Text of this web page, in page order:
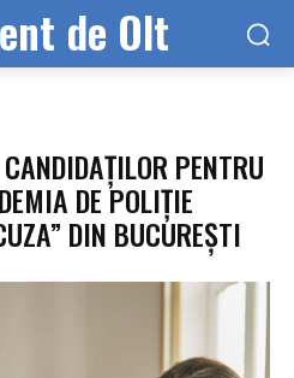
de Olt
PENTRU
DE POLIȚIE
DIN BUCUREȘTI